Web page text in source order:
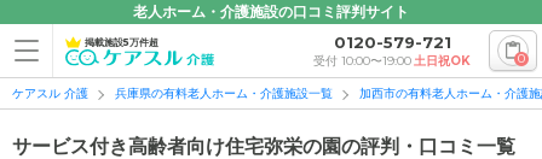
老人ホーム・介護施設の口コミ評判サイト
掲載施設5万件超 0120-579-721
受付 10:00〜19:00土日祝OK 0
ケアスル 介護 兵庫県の有料老人ホーム・介護施設一覧 加西市の有料老人ホーム・介護
サービス付き高齢者向け住宅弥栄の園の評判・口コミ一覧